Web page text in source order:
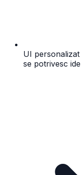
UI
se potrivesc